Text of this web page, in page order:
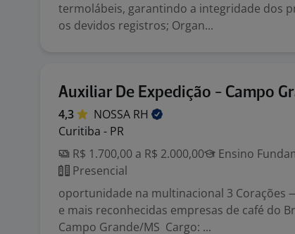
termolábeis, garantindo a integridade dos
os devidos registros; Organ...
Auxiliar De Expedição - Campo
4,3 NOSSA RH
Curitiba - PR
R$ 1.700,00 a R$ 2.000,00
Ensino
Presencial
oportunidade na multinacional 3 Corações
e mais reconhecidas empresas de café do
Campo Grande/MS Cargo: ...